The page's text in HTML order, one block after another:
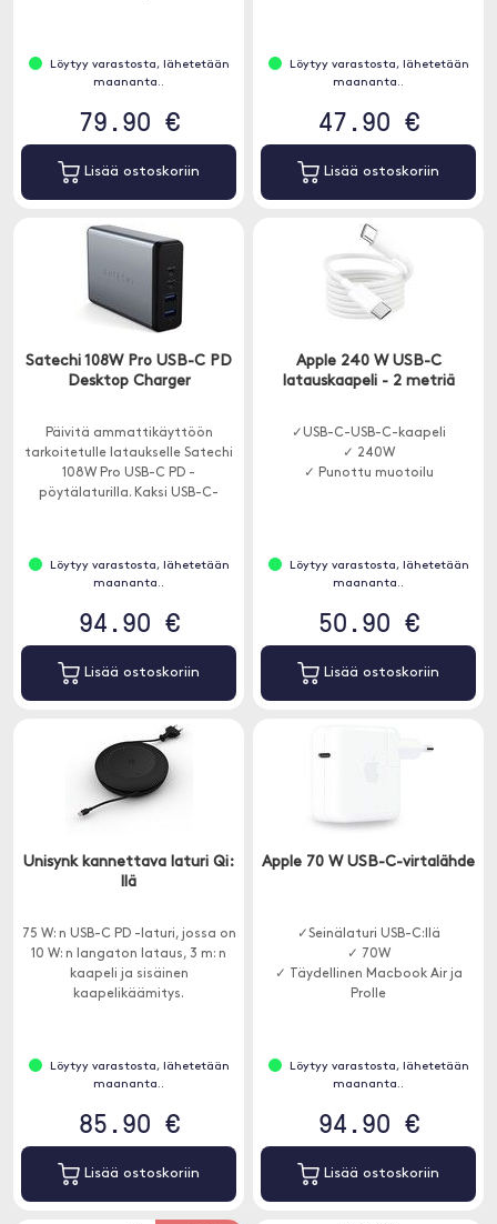
Löytyy varastosta, lähetetään
maananta..
79.90 €
Lisää ostoskoriin
Löytyy varastosta, lähetetään
maananta..
47.90 €
Lisää ostoskoriin
Satechi 108W Pro USB-C PD
Desktop Charger
Päivitä ammattikäyttöön
tarkoitetulle lataukselle Satechi
108W Pro USB-C PD -
pöytälaturilla. Kaksi USB-C-
nopeudella - ilman virranjakoa.
Löytyy varastosta, lähetetään
maananta..
94.90 €
Lisää ostoskoriin
Apple 240 W USB-C
latauskaapeli - 2 metriä
✓USB-C-USB-C-kaapeli
✓ 240W
✓ Punottu muotoilu
Löytyy varastosta, lähetetään
maananta..
50.90 €
Lisää ostoskoriin
Unisynk kannettava laturi Qi:
llä
75 W: n USB-C PD -laturi, jossa on
10 W: n langaton lataus, 3 m: n
kaapeli ja sisäinen
kaapelikäämitys.
Löytyy varastosta, lähetetään
maananta..
85.90 €
Lisää ostoskoriin
Apple 70 W USB-C-virtalähde
✓Seinälaturi USB-C:llä
✓ 70W
✓ Täydellinen Macbook Air ja
Prolle
Löytyy varastosta, lähetetään
maananta..
94.90 €
Lisää ostoskoriin